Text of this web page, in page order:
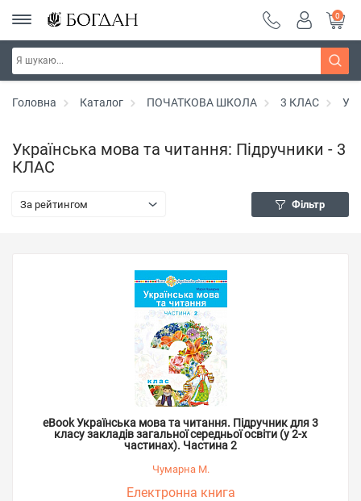
0
Головна Каталог ПОЧАТКОВА ШКОЛА 3 КЛАС
Українська мова та читання: Підручники - 3
КЛАС
За рейтингом Фільтр
eBook Українська мова та читання. Підручник для 3
класу закладів загальної середньої освіти (у 2-х
частинах). Частина 2
Чумарна М.
Електронна книга